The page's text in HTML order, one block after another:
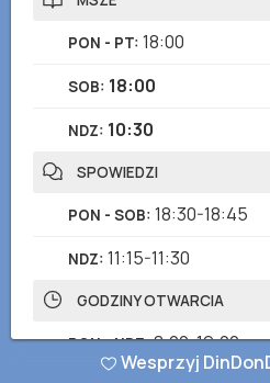
PON - PT: 18:00
SOB: 18:00
NDZ: 10:30
SPOWIEDZI
PON - SOB: 18:30-18:45
NDZ: 11:15-11:30
GODZINY OTWARCIA
PON - NDZ:8:00-19:00
Wesprzyj